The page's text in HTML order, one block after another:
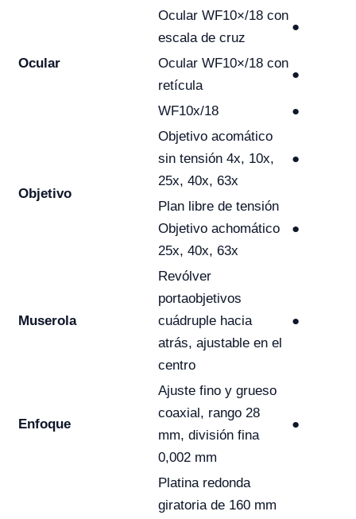
Ocular
Ocular WF10×/18 con
escala de cruz
●
Ocular WF10×/18 con
retícula
●
WF10x/18 ●
Objetivo
Objetivo acomático
sin tensión 4x, 10x,
25x, 40x, 63x
●
Plan libre de tensión
Objetivo achomático
25x, 40x, 63x
●
Muserola
Revólver
portaobjetivos
cuádruple hacia
atrás, ajustable en el
centro
●
Enfoque
Ajuste fino y grueso
coaxial, rango 28
mm, división fina
0,002 mm
●
Platina redonda
giratoria de 160 mm